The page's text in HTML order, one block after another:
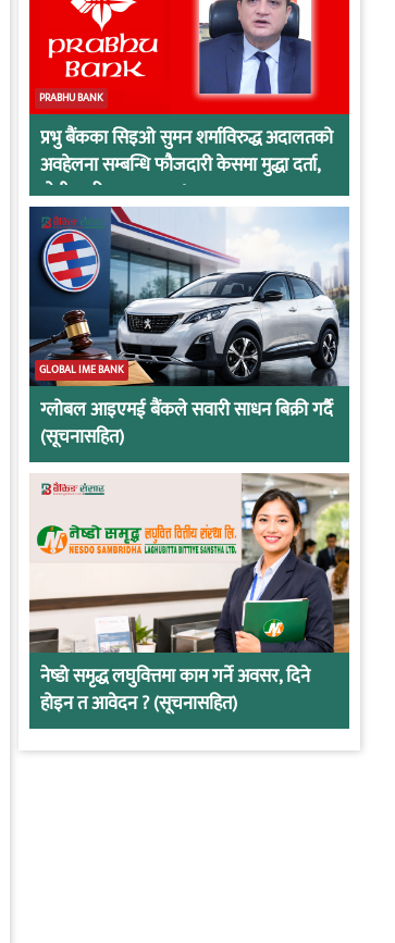
PRABHU BANK
प्रभु बैंकका सिइओ सुमन शर्माविरुद्ध अदालतको
अवहेलना सम्बन्धि फौजदारी केसमा मुद्धा दर्ता,
दोषी ठहरिए जान्छ पद !
GLOBAL IME BANK
ग्लोबल आइएमई बैंकले सवारी साधन बिक्री गर्दै
(सूचनासहित)
नेष्डो समृद्ध लघुवित्तमा काम गर्ने अवसर, दिने
होइन त आवेदन ? (सूचनासहित)